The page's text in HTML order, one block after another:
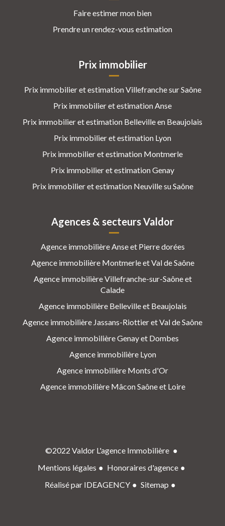
Faire estimer mon bien
Prendre un rendez-vous estimation
Prix immobilier
Prix immobilier et estimation Villefranche sur Saône
Prix immobilier et estimation Anse
Prix immobilier et estimation Belleville en Beaujolais
Prix immobilier et estimation Lyon
Prix immobilier et estimation Montmerle
Prix immobilier et estimation Genay
Prix immobilier et estimation Neuville su Saône
Agences & secteurs Valdor
Agence immobilière Anse et Pierre dorées
Agence immobilière Montmerle et Val de Saône
Agence immobilière Villefranche-sur-Saône et
Calade
Agence immobilière Belleville et Beaujolais
Agence immobilière Jassans-Riottier et Val de Saône
Agence immobilière Genay et Dombes
Agence immobilière Lyon
Agence immobilière Monts d'Or
Agence immobilière Mâcon Saône et Loire
©2022 Valdor L'agence Immobilière
Mentions légales
Honoraires d'agence
Réalisé par IDEAGENCY
Sitemap